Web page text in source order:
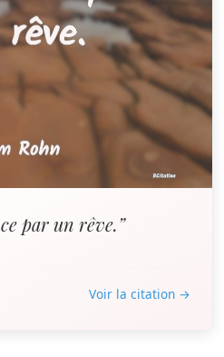
par un rêve.”
Voir la citation →